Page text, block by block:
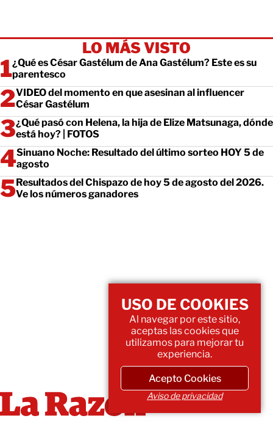
LO MÁS VISTO
¿Qué es César Gastélum de Ana Gastélum? Este es su
parentesco
VIDEO del momento en que asesinan al influencer
César Gastélum
¿Qué pasó con Helena, la hija de Elize Matsunaga, dónde
está hoy? | FOTOS
Sinuano Noche: Resultado del último sorteo HOY 5 de
agosto
Resultados del Chispazo de hoy 5 de agosto del 2026.
Ve los números ganadores
USO DE COOKIES
Al navegar por este sitio,
aceptas las cookies que
utilizamos para mejorar tu
experiencia.
Acepto Cookies
Aviso de privacidad